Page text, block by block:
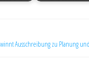
Ausschreibung zu Planung